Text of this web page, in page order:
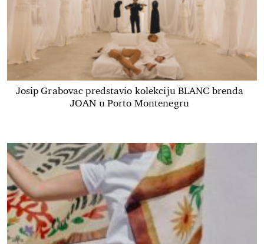
Josip Grabovac predstavio kolekciju BLANC brenda
JOAN u Porto Montenegru